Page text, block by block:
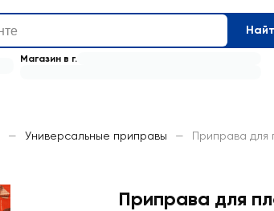
Магазин в г.
— Универсальные приправы — Приправа для
Приправа для